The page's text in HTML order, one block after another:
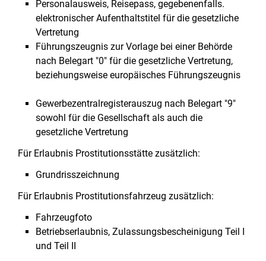
Personalausweis, Reisepass, gegebenenfalls.
elektronischer Aufenthaltstitel für die gesetzliche
Vertretung
Führungszeugnis zur Vorlage bei einer Behörde
nach Belegart "0" für die gesetzliche Vertretung,
beziehungsweise europäisches Führungszeugnis
Gewerbezentralregisterauszug nach Belegart "9"
sowohl für die Gesellschaft als auch die
gesetzliche Vertretung
Für Erlaubnis Prostitutionsstätte zusätzlich:
Grundrisszeichnung
Für Erlaubnis Prostitutionsfahrzeug zusätzlich:
Fahrzeugfoto
Betriebserlaubnis, Zulassungsbescheinigung Teil I
und Teil II